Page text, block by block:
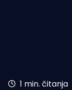
1 min. čitanja